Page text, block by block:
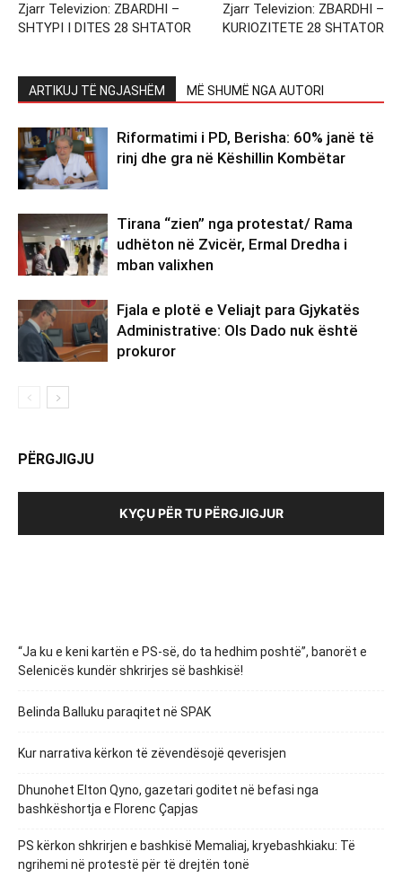
Zjarr Televizion: ZBARDHI –
SHTYPI I DITES 28 SHTATOR
Zjarr Televizion: ZBARDHI –
KURIOZITETE 28 SHTATOR
ARTIKUJ TË NGJASHËM MË SHUMË NGA AUTORI
Riformatimi i PD, Berisha: 60% janë të
rinj dhe gra në Këshillin Kombëtar
Tirana “zien” nga protestat/ Rama
udhëton në Zvicër, Ermal Dredha i
mban valixhen
Fjala e plotë e Veliajt para Gjykatës
Administrative: Ols Dado nuk është
prokuror
PËRGJIGJU
KYÇU PËR TU PËRGJIGJUR
“Ja ku e keni kartën e PS-së, do ta hedhim poshtë”, banorët e
Selenicës kundër shkrirjes së bashkisë!
Belinda Balluku paraqitet në SPAK
Kur narrativa kërkon të zëvendësojë qeverisjen
Dhunohet Elton Qyno, gazetari goditet në befasi nga
bashkëshortja e Florenc Çapjas
PS kërkon shkrirjen e bashkisë Memaliaj, kryebashkiaku: Të
ngrihemi në protestë për të drejtën tonë